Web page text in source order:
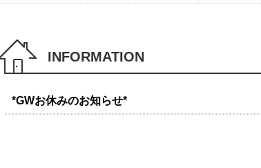
INFORMATION
*GWお休みのお知らせ*